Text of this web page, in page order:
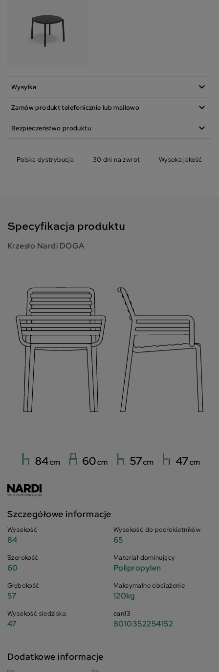
Wysyłka expand_more
Zamów produkt telefonicznie lub mailowo expand_more
Bezpieczeństwo produktu expand_more
Polska dystrybucja 30 dni na zwrot Wysoka jakość
Specyfikacja produktu
Krzesło Nardi DOGA
Szczegółowe informacje
Wysokość
84
Szerokość
60
Głębokość
57
Wysokość siedziska
47
Wysokość do podłokietników
65
Materiał dominujący
Polipropylen
Maksymalne obciążenie
120kg
ean13
8010352254152
Dodatkowe informacje